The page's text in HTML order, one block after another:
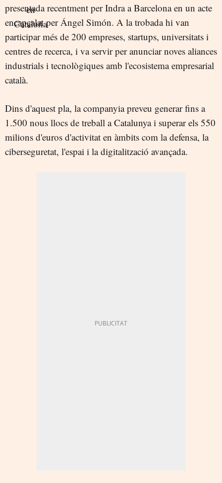
presentada recentment per Indra a Barcelona en un acte
encapçalat per Ángel Simón. A la trobada hi van
participar més de 200 empreses, startups, universitats i
centres de recerca, i va servir per anunciar noves aliances
industrials i tecnològiques amb l'ecosistema empresarial
català.
Dins d'aquest pla, la companyia preveu generar fins a
1.500 nous llocs de treball a Catalunya i superar els 550
milions d'euros d'activitat en àmbits com la defensa, la
ciberseguretat, l'espai i la digitalització avançada.